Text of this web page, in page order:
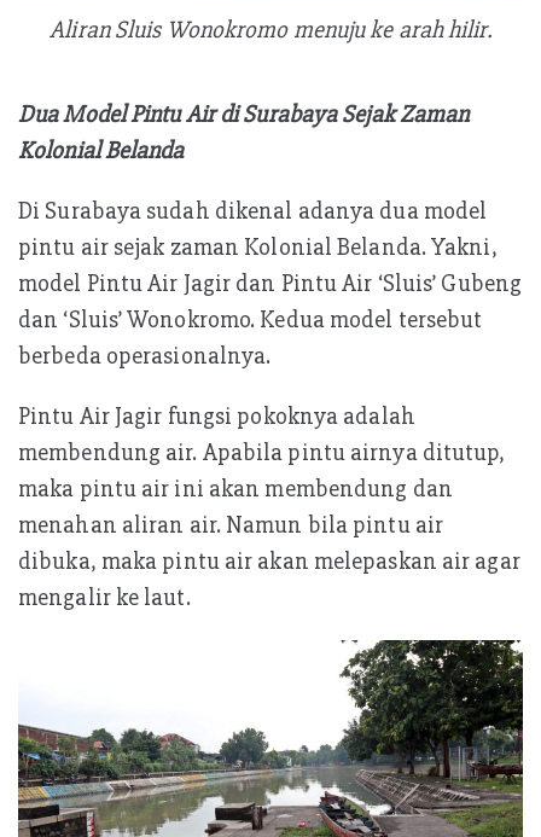
Aliran Sluis Wonokromo menuju ke arah hilir.
Dua Model Pintu Air di Surabaya Sejak Zaman
Kolonial Belanda
Di Surabaya sudah dikenal adanya dua model
pintu air sejak zaman Kolonial Belanda. Yakni,
model Pintu Air Jagir dan Pintu Air ‘Sluis’ Gubeng
dan ‘Sluis’ Wonokromo. Kedua model tersebut
berbeda operasionalnya.
Pintu Air Jagir fungsi pokoknya adalah
membendung air. Apabila pintu airnya ditutup,
maka pintu air ini akan membendung dan
menahan aliran air. Namun bila pintu air
dibuka, maka pintu air akan melepaskan air agar
mengalir ke laut.